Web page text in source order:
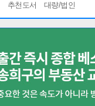
추천도서 대량/법인